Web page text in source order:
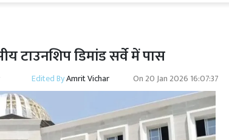
टाउनशिप डिमांड सर्वे में पास
Edited ByAmrit Vichar On 20 Jan 2026 16:07:37